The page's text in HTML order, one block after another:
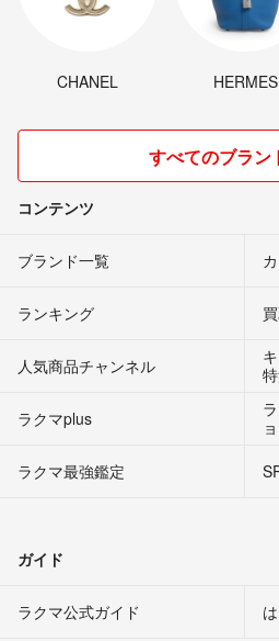
CHANEL HERMES
すべてのブラン
コンテンツ
ブランド一覧
ランキング
人気商品チャンネル
ラクマplus
ラクマ最強鑑定
ガイド
ラクマ公式ガイド